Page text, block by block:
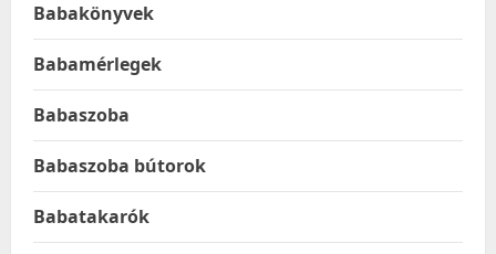
Babakönyvek
Babamérlegek
Babaszoba
Babaszoba bútorok
Babatakarók